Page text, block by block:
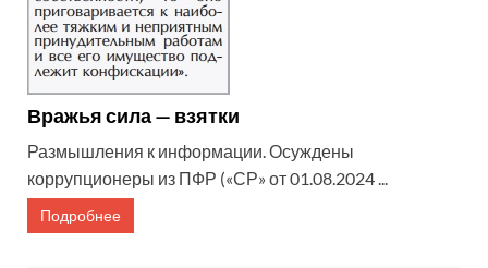
Вражья сила — взятки
Размышления к информации. Осуждены
коррупционеры из ПФР («СР» от 01.08.2024 ...
Подробнее